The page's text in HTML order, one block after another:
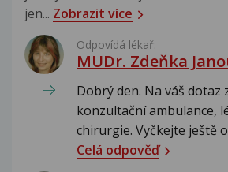
jen... Zobrazit více
Odpovídá lékař:
MUDr. Zdeňka
Dobrý den. Na váš dotaz
konzultační ambulance,
chirurgie. Vyčkejte ještě
Celá odpověď